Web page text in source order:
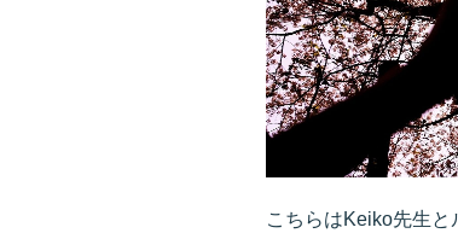
こちらはKeiko先生と